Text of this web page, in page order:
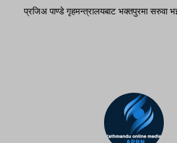
प्रजिअ पाण्डे गृहमन्त्रालयबाट भक्तपुरमा सरुवा